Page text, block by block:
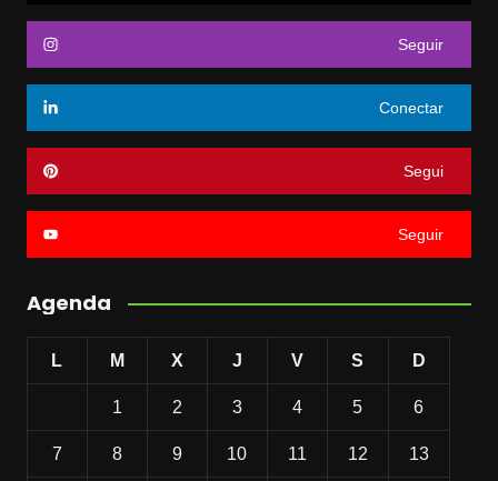
Seguir
Conectar
Segui
Seguir
Agenda
L M X J V S D
1 2 3 4 5 6
7 8 9 10 11 12 13